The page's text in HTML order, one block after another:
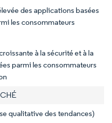
des applications basées
les consommateurs
à la sécurité et à la
parmi les consommateurs
qualitative des tendances)